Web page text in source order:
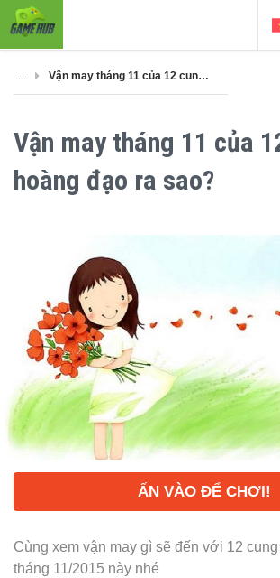
... Vận may tháng 11 của 12 cung hoàng đạo ra
Vận may tháng 11 của
hoàng đạo ra sao?
ẤN VÀO ĐỂ CHƠI!
Cùng xem vận may gì sẽ đến với 12
tháng 11/2015 này nhé